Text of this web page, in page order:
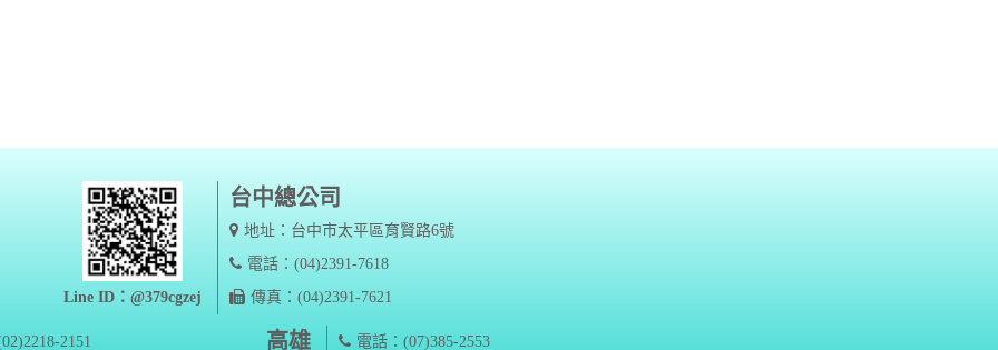
Line ID：@379cgzej
台中總公司
地址：台中市太平區育賢路6號
電話：(04)2391-7618
傳真：(04)2391-7621
2151 高雄 電話：(07)385-2553